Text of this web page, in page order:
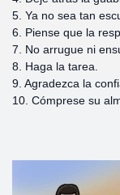
5. Ya no sea tan
6. Piense que la
7. No arrugue ni
8. Haga la tarea.
9. Agradezca la
10. Cómprese su